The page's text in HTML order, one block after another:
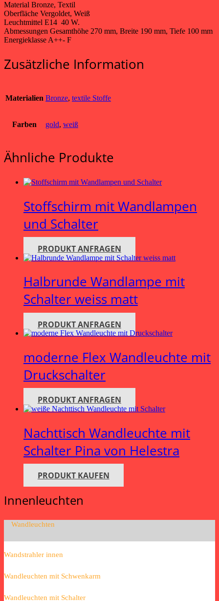
Material Bronze, Textil
Oberfläche Vergoldet, Weiß
Leuchtmittel E14 40 W.
Abmessungen Gesamthöhe 270 mm, Breite 190 mm, Tiefe 100 mm
Energieklasse A++- F
Zusätzliche Information
Materialien Bronze, textile Stoffe
Farben gold, weiß
Ähnliche Produkte
Stoffschirm mit Wandlampen
und Schalter
PRODUKT ANFRAGEN
Halbrunde Wandlampe mit
Schalter weiss matt
PRODUKT ANFRAGEN
moderne Flex Wandleuchte mit
Druckschalter
PRODUKT ANFRAGEN
Nachttisch Wandleuchte mit
Schalter Pina von Helestra
PRODUKT KAUFEN
Innenleuchten
Wandleuchten
Wandstrahler innen
Wandleuchten mit Schwenkarm
Wandleuchten mit Schalter